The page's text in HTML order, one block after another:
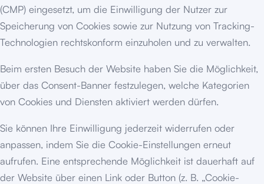
(CMP) eingesetzt, um die Einwilligung der Nutzer zur
Speicherung von Cookies sowie zur Nutzung von Tracking-
Technologien rechtskonform einzuholen und zu verwalten.
Beim ersten Besuch der Website haben Sie die Möglichkeit,
über das Consent-Banner festzulegen, welche Kategorien
von Cookies und Diensten aktiviert werden dürfen.
Sie können Ihre Einwilligung jederzeit widerrufen oder
anpassen, indem Sie die Cookie-Einstellungen erneut
aufrufen. Eine entsprechende Möglichkeit ist dauerhaft auf
der Website über einen Link oder Button (z. B. „Cookie-